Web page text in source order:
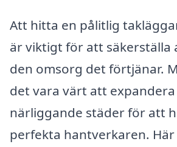
Att hitta en pålitlig
är viktigt för att
den omsorg det förtjänar.
det vara värt att
närliggande städer för att
perfekta hantverkaren.